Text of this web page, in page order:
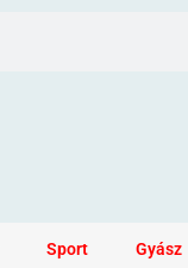
Sport Gyász